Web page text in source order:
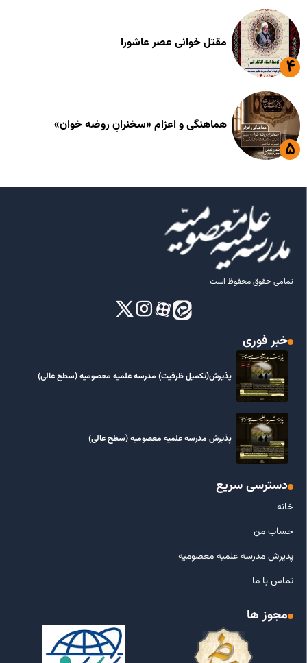
مقتل خوانی عصر عاشورا
هماهنگی و اعزام «سخنرانِ روضه خوان»
تمامی حقوق محفوظ است
خبر فوری
پذیرش(تکمیل ظرفیت) مدرسه علمیه معصومیه‌ (سطح عالی)
پذیرش مدرسه علمیه معصومیه‌ (سطح عالی)
دسترسی سریع
خانه
حساب من
پذیرش مدرسه علمیه معصومیه
تماس با ما
مجوز ها